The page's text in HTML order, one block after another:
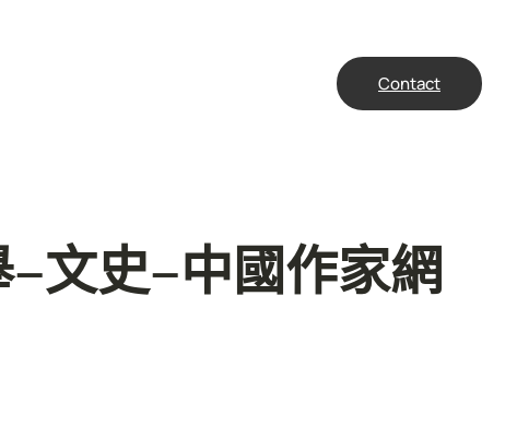
Contact
文史–中國作家網